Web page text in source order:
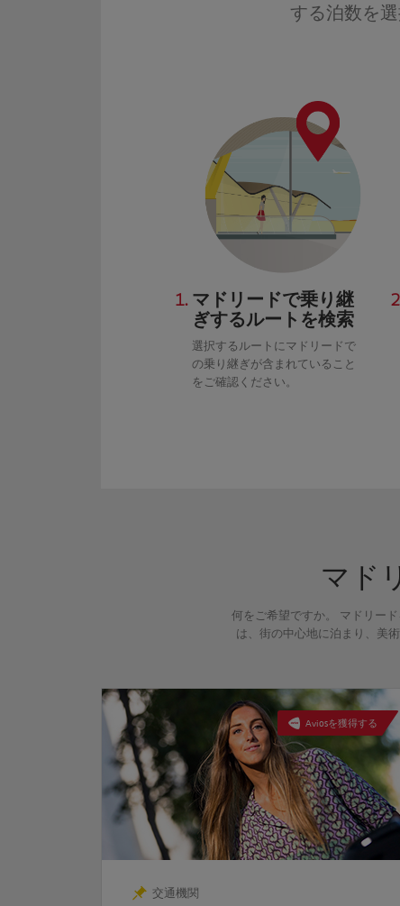
する泊数を
1. マドリードで乗り継
ぎするルートを検索
選択するルートにマドリードで
の乗り継ぎが含まれていること
をご確認ください。
マド
何をご希望ですか。 マドリー
は、街の中心地に泊まり、美
Aviosを獲得する
交通機関